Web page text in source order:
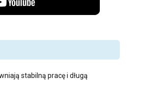
stabilną pracę i długą